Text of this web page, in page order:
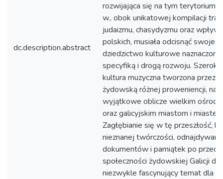
dc.description.abstract
rozwijająca się na tym terytorium
w., obok unikatowej kompilacji
judaizmu, chasydyzmu oraz
polskich, musiała odcisnąć swoje
dziedzictwo kulturowe naznaczone
specyfiką i drogą rozwoju.
kultura muzyczna tworzona przez
żydowską różnej proweniencji,
wyjątkowe oblicze wielkim
oraz galicyjskim miastom i
Zagłębianie się w tę przeszłość,
nieznanej twórczości,
dokumentów i pamiątek po
społeczności żydowskiej Galicji
niezwykle fascynujący temat dla